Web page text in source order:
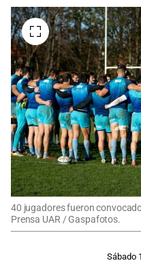
40 jugadores fueron
Prensa UAR / Gaspafotos.
Sábado